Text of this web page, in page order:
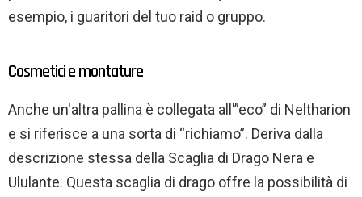
esempio, i guaritori del tuo raid o gruppo.
Cosmetici e montature
Anche un'altra pallina è collegata all'”eco” di Neltharion
e si riferisce a una sorta di “richiamo”. Deriva dalla
descrizione stessa della Scaglia di Drago Nera e
Ululante. Questa scaglia di drago offre la possibilità di